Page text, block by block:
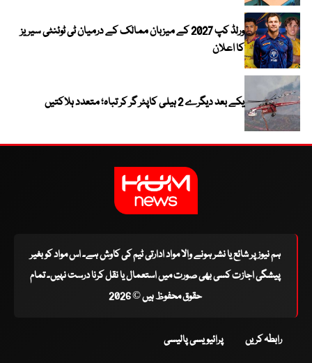
ورلڈ کپ 2027 کے میزبان ممالک کے درمیان ٹی ٹوئنٹی سیریز
کا اعلان
یکے بعد دیگرے 2 ہیلی کاپٹر گر کر تباہ؛ متعدد ہلاکتیں
ہم نیوز پر شائع یا نشر ہونے والا مواد ادارتی ٹیم کی کاوش ہے۔ اس مواد کو بغیر
پیشگی اجازت کسی بھی صورت میں استعمال یا نقل کرنا درست نہیں۔ تمام
حقوق محفوظ ہیں © 2026
رابطہ کریں پرائیویسی پالیسی